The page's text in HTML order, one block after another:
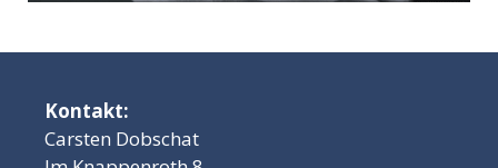
Kontakt:
Carsten Dobschat